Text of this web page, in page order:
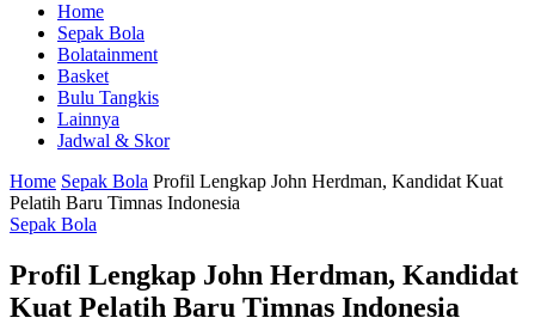
Home
Sepak Bola
Bolatainment
Basket
Bulu Tangkis
Lainnya
Jadwal & Skor
Home Sepak Bola Profil Lengkap John Herdman, Kandidat Kuat
Pelatih Baru Timnas Indonesia
Sepak Bola
Profil Lengkap John Herdman, Kandidat
Kuat Pelatih Baru Timnas Indonesia